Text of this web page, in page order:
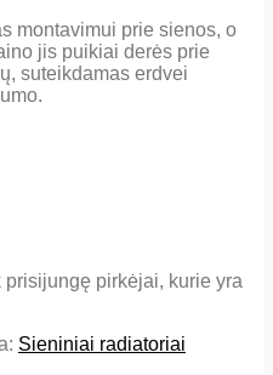
montavimui prie sienos, o
jis puikiai derės prie
suteikdamas erdvei
pirkėjai, kurie yra
Sieniniai radiatoriai